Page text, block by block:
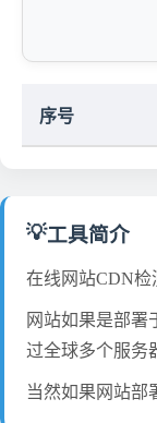
序号
💡工具简介
在线网站CDN检
网站如果是部署
过全球多个服务
当然如果网站部